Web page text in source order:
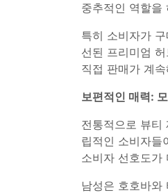
중추적인 역할을
특히 소비자가
선된 프리미엄
직접 판매가 계
보편적인 매력:
전통적으로 뷰티
립적인 소비자들
소비자 선호도가
남성은 호호바